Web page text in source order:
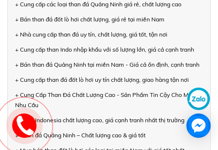
+ Cung cấp các loại than đá Quảng Ninh giá rẻ, chất lượng cao
+ Bán than đá đốt lò hơi chất lượng, giá rẻ tại miền Nam
+ Nhà cung cấp than đá uy tín, chất lượng, giá tốt, tận nơi
+ Cung cấp than Indo nhập khẩu với số lượng lớn, giá cả cạnh tranh
+ Bán than đá Quảng Ninh tại miền Nam - Giá cả ổn định, cạnh tranh
+ Cung cấp than đá đốt lò hơi uy tín chất lượng, giao hàng tận nơi
+ Cung Cấp Than Đá Chất Lượng Cao - Sản Phẩm Tin Cậy Cho Mọi
Nhu Cầu
+ Than Indonesia chất lượng cao, giá cạnh tranh nhất thị trường
+ Than đá Quảng Ninh – Chất lượng cao & giá tốt